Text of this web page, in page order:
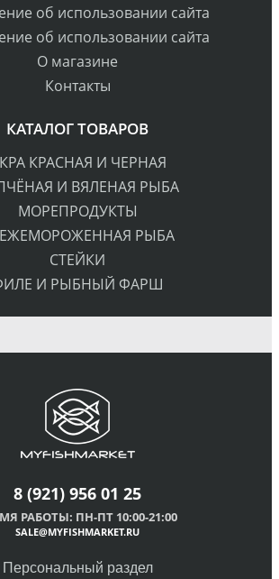
об использовании сайта
об использовании сайта
О магазине
Контакты
КАТАЛОГ ТОВАРОВ
КРАСНАЯ И ЧЕРНАЯ
И ВЯЛЕНАЯ РЫБА
МОРЕПРОДУКТЫ
РЫБА
СТЕЙКИ
И РЫБНЫЙ ФАРШ
8 (921) 956 01 25
РАБОТЫ: ПН-ПТ 10:00-21:00
SALE@MYFISHMARKET.RU
Персональный раздел